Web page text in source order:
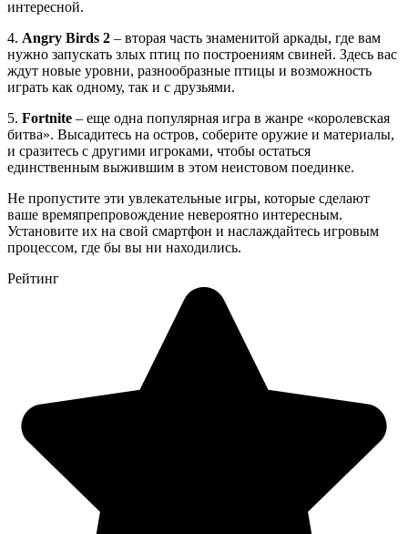
интересной.
4. Angry Birds 2 – вторая часть знаменитой аркады, где вам
нужно запускать злых птиц по построениям свиней. Здесь вас
ждут новые уровни, разнообразные птицы и возможность
играть как одному, так и с друзьями.
5. Fortnite – еще одна популярная игра в жанре «королевская
битва». Высадитесь на остров, соберите оружие и материалы,
и сразитесь с другими игроками, чтобы остаться
единственным выжившим в этом неистовом поединке.
Не пропустите эти увлекательные игры, которые сделают
ваше времяпрепровождение невероятно интересным.
Установите их на свой смартфон и наслаждайтесь игровым
процессом, где бы вы ни находились.
Рейтинг